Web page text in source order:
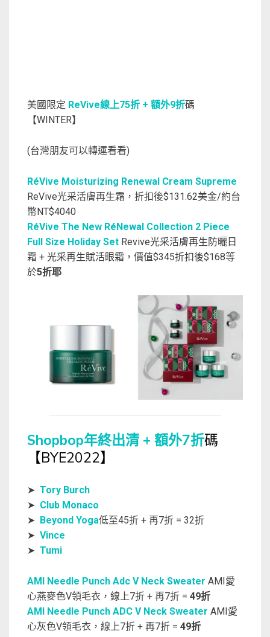
美國限定 ReVive線上75折 + 額外9折碼
【WINTER】
(台灣朋友可以轉運看看)
RéVive Moisturizing Renewal Cream Supreme
ReVive光采活膚再生霜，折扣後$131.62美金/約台
幣NT$4040
RéVive The New RéNewal Collection 2 Piece
Full Size Holiday Set Revive光采活膚再生防曬日
霜 + 光采再生賦活眼霜，價值$345折扣後$168等
於5折耶
Shopbop年終出清 + 額外7折碼
【BYE2022】
➤ Tory Burch
➤ Club Monaco
➤ Beyond Yoga低至45折 + 再7折 = 32折
➤ Vince
➤ Tumi
AMI Needle Punch Adc V Neck Sweater AMI愛
心燕麥色V領毛衣，線上7折 + 再7折 = 49折
AMI Needle Punch ADC V Neck Sweater AMI愛
心灰色V領毛衣，線上7折 + 再7折 = 49折